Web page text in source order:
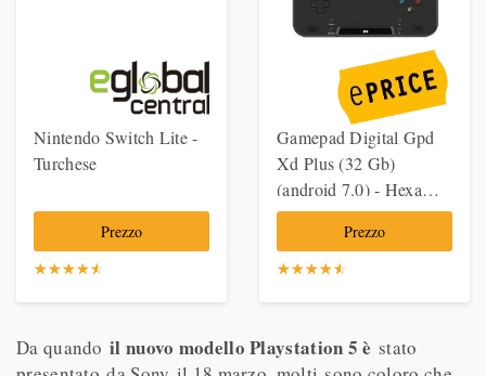
Nintendo Switch Lite -
Turchese
Prezzo
☆☆☆☆☆
★★★★★
Gamepad Digital Gpd
Xd Plus (32 Gb)
(android 7.0) - Hexa
Core Gaming Tablet 5''
Con Emulatori E Roms
Per Playstation, Psp,
Dreamcast
Prezzo
☆☆☆☆☆
★★★★★
Da quando il nuovo modello Playstation 5 è stato